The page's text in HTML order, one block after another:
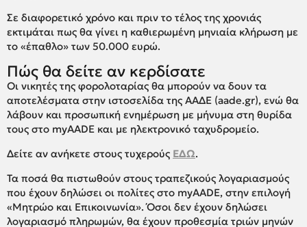
Σε διαφορετικό χρόνο και πριν το τέλος της χρονιάς
εκτιμάται πως θα γίνει η καθιερωμένη μηνιαία κλήρωση με
το «έπαθλο» των 50.000 ευρώ.
Πώς θα δείτε αν κερδίσατε
Οι νικητές της φορολοταρίας θα μπορούν να δουν τα
αποτελέσματα στην ιστοσελίδα της ΑΑΔΕ (aade.gr), ενώ θα
λάβουν και προσωπική ενημέρωση με μήνυμα στη θυρίδα
τους στο myAADE και με ηλεκτρονικό ταχυδρομείο.
Δείτε αν ανήκετε στους τυχερούς ΕΔΩ.
Τα ποσά θα πιστωθούν στους τραπεζικούς λογαριασμούς
που έχουν δηλώσει οι πολίτες στο myAADE, στην επιλογή
«Μητρώο και Επικοινωνία». Όσοι δεν έχουν δηλώσει
λογαριασμό πληρωμών, θα έχουν προθεσμία τριών μηνών